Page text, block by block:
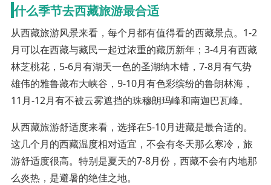
什么季节去西藏旅游最合适
从西藏旅游风景来看，每个月都有值得看的西藏景点。1-2
月可以在西藏与藏民一起过浓重的藏历新年；3-4月有西藏
林芝桃花，5-6月有湖天一色的圣湖纳木错，7-8月有气势
雄伟的雅鲁藏布大峡谷，9-10月有色彩缤纷的鲁朗林海，
11月-12月有不被云雾遮挡的珠穆朗玛峰和南迦巴瓦峰。
从西藏旅游舒适度来看，选择在5-10月进藏是最合适的。
这几个月的西藏温度相对适宜，不会有冬天那么寒冷，旅
游舒适度很高。特别是夏天的7-8月份，西藏不会有内地那
么炎热，是避暑的绝佳之地。